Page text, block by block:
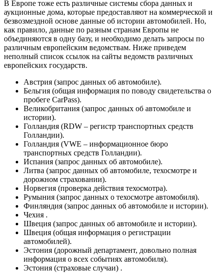
В Европе тоже есть различные системы сбора данных и
аукционные дома, которые предоставляют на коммерческой и
безвозмездной основе данные об истории автомобилей. Но,
как правило, данные по разным странам Европы не
объединяются в одну базу, и необходимо делать запросы по
различным европейским ведомствам. Ниже приведем
неполный список ссылок на сайты ведомств различных
европейских государств.
Австрия (запрос данных об автомобиле).
Бельгия (общая информация по поводу свидетельства о
пробеге CarPass).
Великобритания (запрос данных об автомобиле и
истории).
Голландия (RDW – регистр транспортных средств
Голландии).
Голландия (VWE – информационное бюро
транспортных средств Голландии).
Испания (запрос данных об автомобиле).
Литва (запрос данных об автомобиле, техосмотре и
дорожном страховании).
Норвегия (проверка действия техосмотра).
Румыния (запрос данных о техосмотре автомобиля).
Финляндия (запрос данных об автомобиле и истории).
Чехия .
Швеция (запрос данных об автомобиле и истории).
Швеция (общая информация о регистрации
автомобилей).
Эстония (дорожный департамент, довольно полная
информация о всех событиях автомобиля).
Эстония (страховые случаи) .